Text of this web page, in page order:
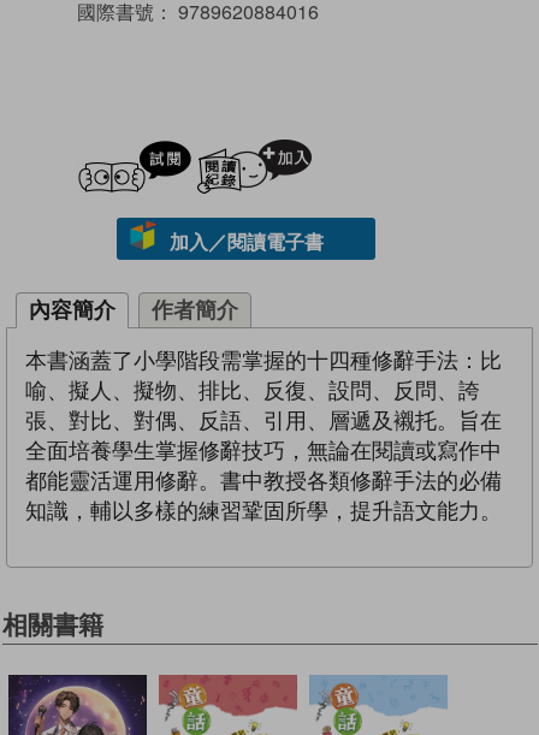
國際書號： 9789620884016
試閲
加入／閱讀電子書
內容簡介 作者簡介
本書涵蓋了小學階段需掌握的十四種修辭手法：比
喻、擬人、擬物、排比、反復、設問、反問、誇
張、對比、對偶、反語、引用、層遞及襯托。旨在
全面培養學生掌握修辭技巧，無論在閱讀或寫作中
都能靈活運用修辭。書中教授各類修辭手法的必備
知識，輔以多樣的練習鞏固所學，提升語文能力。
相關書籍